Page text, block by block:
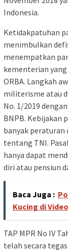
Indonesia.
Ketidakpatuhan
menimbulkan
menempatkan
kementerian
ORBA. Langkah
militerisme atau
No. 1/2019
BNPB. Kebijakan
banyak peraturan
tentang TNI.
hanya dapat
diri atau pensiun
Baca Juga :
Kucing di
TAP MPR No IV
telah secara